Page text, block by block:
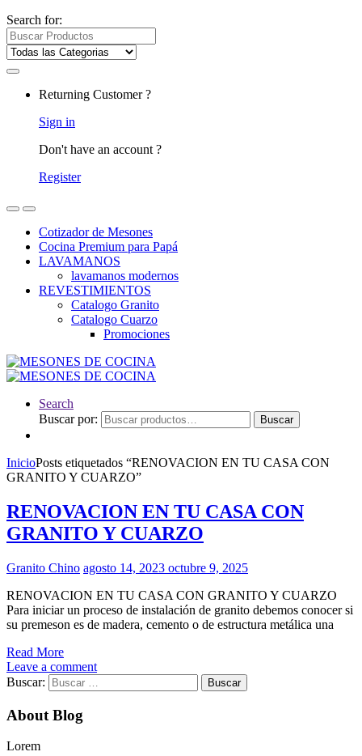
Search for:
Returning Customer ?
Sign in
Don't have an account ?
Register
Cotizador de Mesones
Cocina Premium para Papá
LAVAMANOS
lavamanos modernos
REVESTIMIENTOS
Catalogo Granito
Catalogo Cuarzo
Promociones
Search
Buscar por:
Buscar
InicioPosts etiquetados “RENOVACION EN TU CASA CON
GRANITO Y CUARZO”
RENOVACION EN TU CASA CON
GRANITO Y CUARZO
Granito Chino agosto 14, 2023 octubre 9, 2025
RENOVACION EN TU CASA CON GRANITO Y CUARZO
Para iniciar un proceso de instalación de granito debemos conocer si
su premeson es de madera, cemento o de estructura metálica una
Read More
Leave a comment
Buscar:
About Blog
Lorem